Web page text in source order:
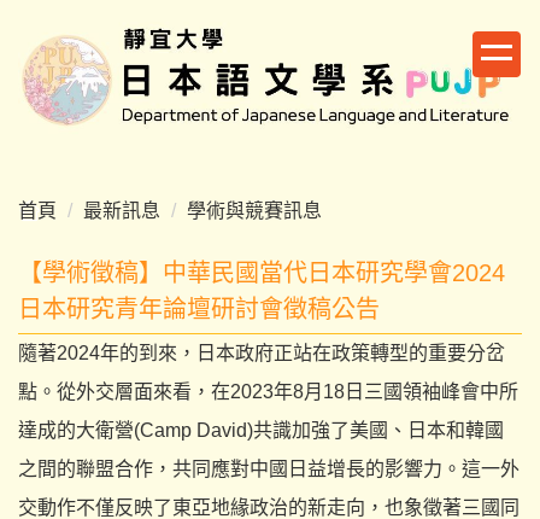
主
要
首頁
最新訊息 學術與競賽訊息
【學術徵稿】中華民國當代日本研究學會2024
日本研究青年論壇研討會徵稿公告
隨著2024年的到來，日本政府正站在政策轉型的重要分岔
點。 從外交層面來看， 在2023年8月18日三國領袖峰會中所
達成的大衛營(Camp David)共識加強了美國、日本和韓國
之間的聯盟合作， 共同應對中國日益增長的影響力。 這一外
交動作不僅反映了東亞地緣政治的新走向， 也象徵著三國同